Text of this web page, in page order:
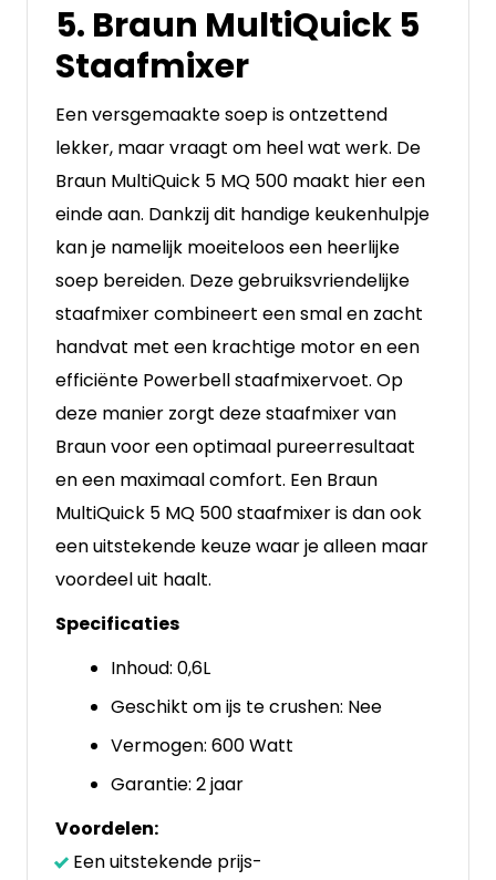
5. Braun MultiQuick 5
Staafmixer
Een versgemaakte soep is ontzettend
lekker, maar vraagt om heel wat werk. De
Braun MultiQuick 5 MQ 500 maakt hier een
einde aan. Dankzij dit handige keukenhulpje
kan je namelijk moeiteloos een heerlijke
soep bereiden. Deze gebruiksvriendelijke
staafmixer combineert een smal en zacht
handvat met een krachtige motor en een
efficiënte Powerbell staafmixervoet. Op
deze manier zorgt deze staafmixer van
Braun voor een optimaal pureerresultaat
en een maximaal comfort. Een Braun
MultiQuick 5 MQ 500 staafmixer is dan ook
een uitstekende keuze waar je alleen maar
voordeel uit haalt.
Specificaties
Inhoud: 0,6L
Geschikt om ijs te crushen: Nee
Vermogen: 600 Watt
Garantie: 2 jaar
Voordelen:
Een uitstekende prijs-